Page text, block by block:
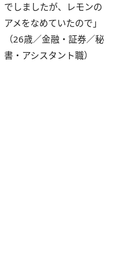
でしましたが、レモンの
アメをなめていたので」
（26歳／金融・証券／秘
書・アシスタント職）